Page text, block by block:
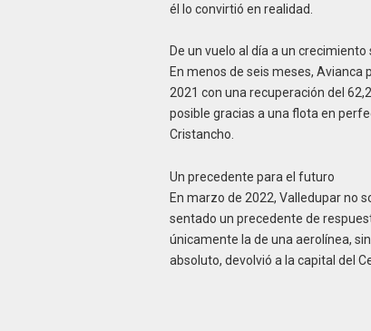
él lo convirtió en realidad.
De un vuelo al día a un crecimiento
En menos de seis meses,
2021 con una recuperación del
posible gracias a una flota en
Cristancho.
Un precedente para el futuro
En marzo de 2022, Valledupar no
sentado un precedente de
únicamente la de una aerolínea,
absoluto, devolvió a la capital del